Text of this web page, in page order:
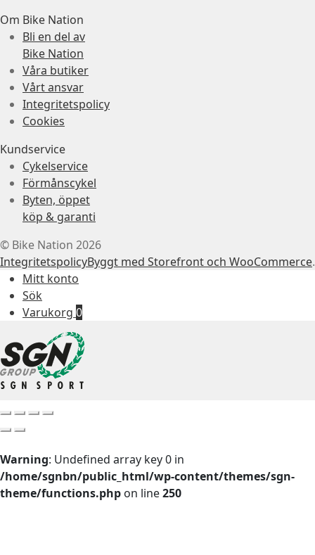
Om Bike Nation
Bli en del av
Bike Nation
Våra butiker
Vårt ansvar
Integritetspolicy
Cookies
Kundservice
Cykelservice
Förmånscykel
Byten, öppet
köp & garanti
© Bike Nation 2026
IntegritetspolicyByggt med Storefront och WooCommerce.
Mitt konto
Sök
Varukorg 0
Warning: Undefined array key 0 in
/home/sgnbn/public_html/wp-content/themes/sgn-
theme/functions.php on line250